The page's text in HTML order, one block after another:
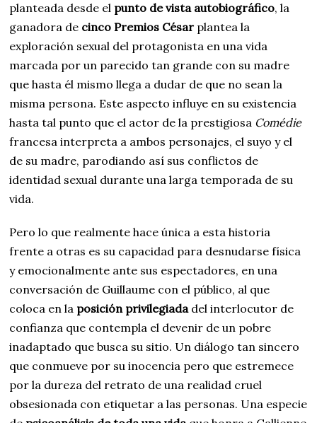
planteada desde el punto de vista autobiográfico, la
ganadora de cinco Premios César plantea la
exploración sexual del protagonista en una vida
marcada por un parecido tan grande con su madre
que hasta él mismo llega a dudar de que no sean la
misma persona. Este aspecto influye en su existencia
hasta tal punto que el actor de la prestigiosa Comédie
francesa interpreta a ambos personajes, el suyo y el
de su madre, parodiando así sus conflictos de
identidad sexual durante una larga temporada de su
vida.
Pero lo que realmente hace única a esta historia
frente a otras es su capacidad para desnudarse física
y emocionalmente ante sus espectadores, en una
conversación de Guillaume con el público, al que
coloca en la posición privilegiadadel interlocutor de
confianza que contempla el devenir de un pobre
inadaptado que busca su sitio. Un diálogo tan sincero
que conmueve por su inocencia pero que estremece
por la dureza del retrato de una realidad cruel
obsesionada con etiquetar a las personas. Una especie